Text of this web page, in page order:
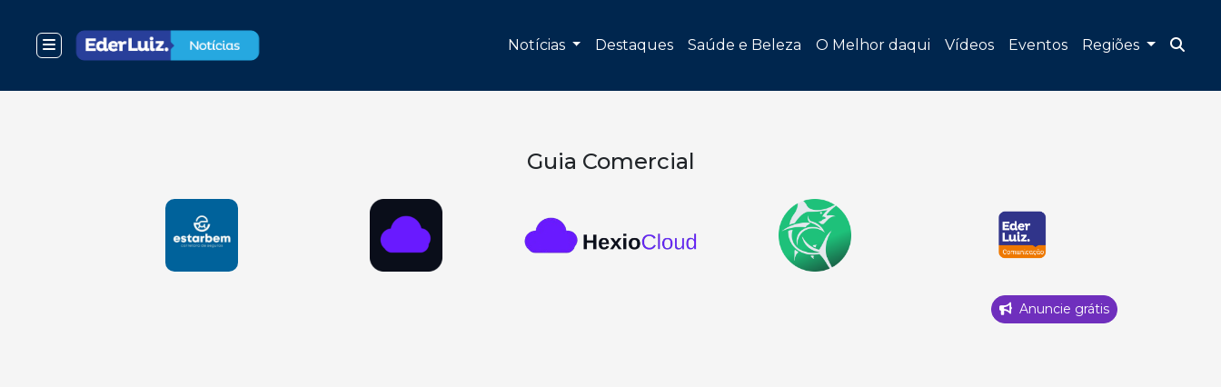
Notícias Destaques Saúde e Beleza O Melhor daqui Vídeos Eventos Regiões
Guia Comercial
Anuncie grátis